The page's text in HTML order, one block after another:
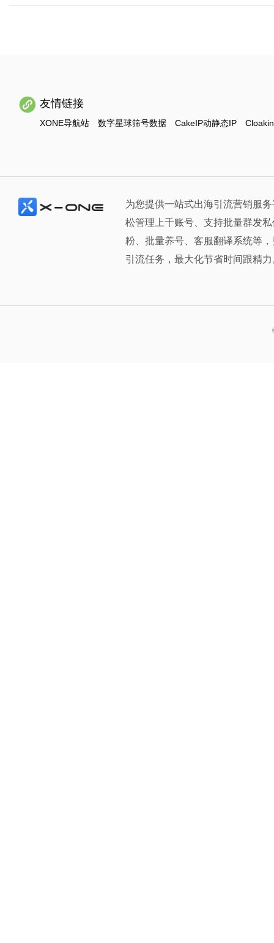
友情链接
XONE导航站 数字星球筛号数据 CakeIP动静态IP
为您提供一站式出海引流营销服
松管理上千账号、支持批量群发
粉、批量养号、客服翻译系统等
引流任务，最大化节省时间跟精力